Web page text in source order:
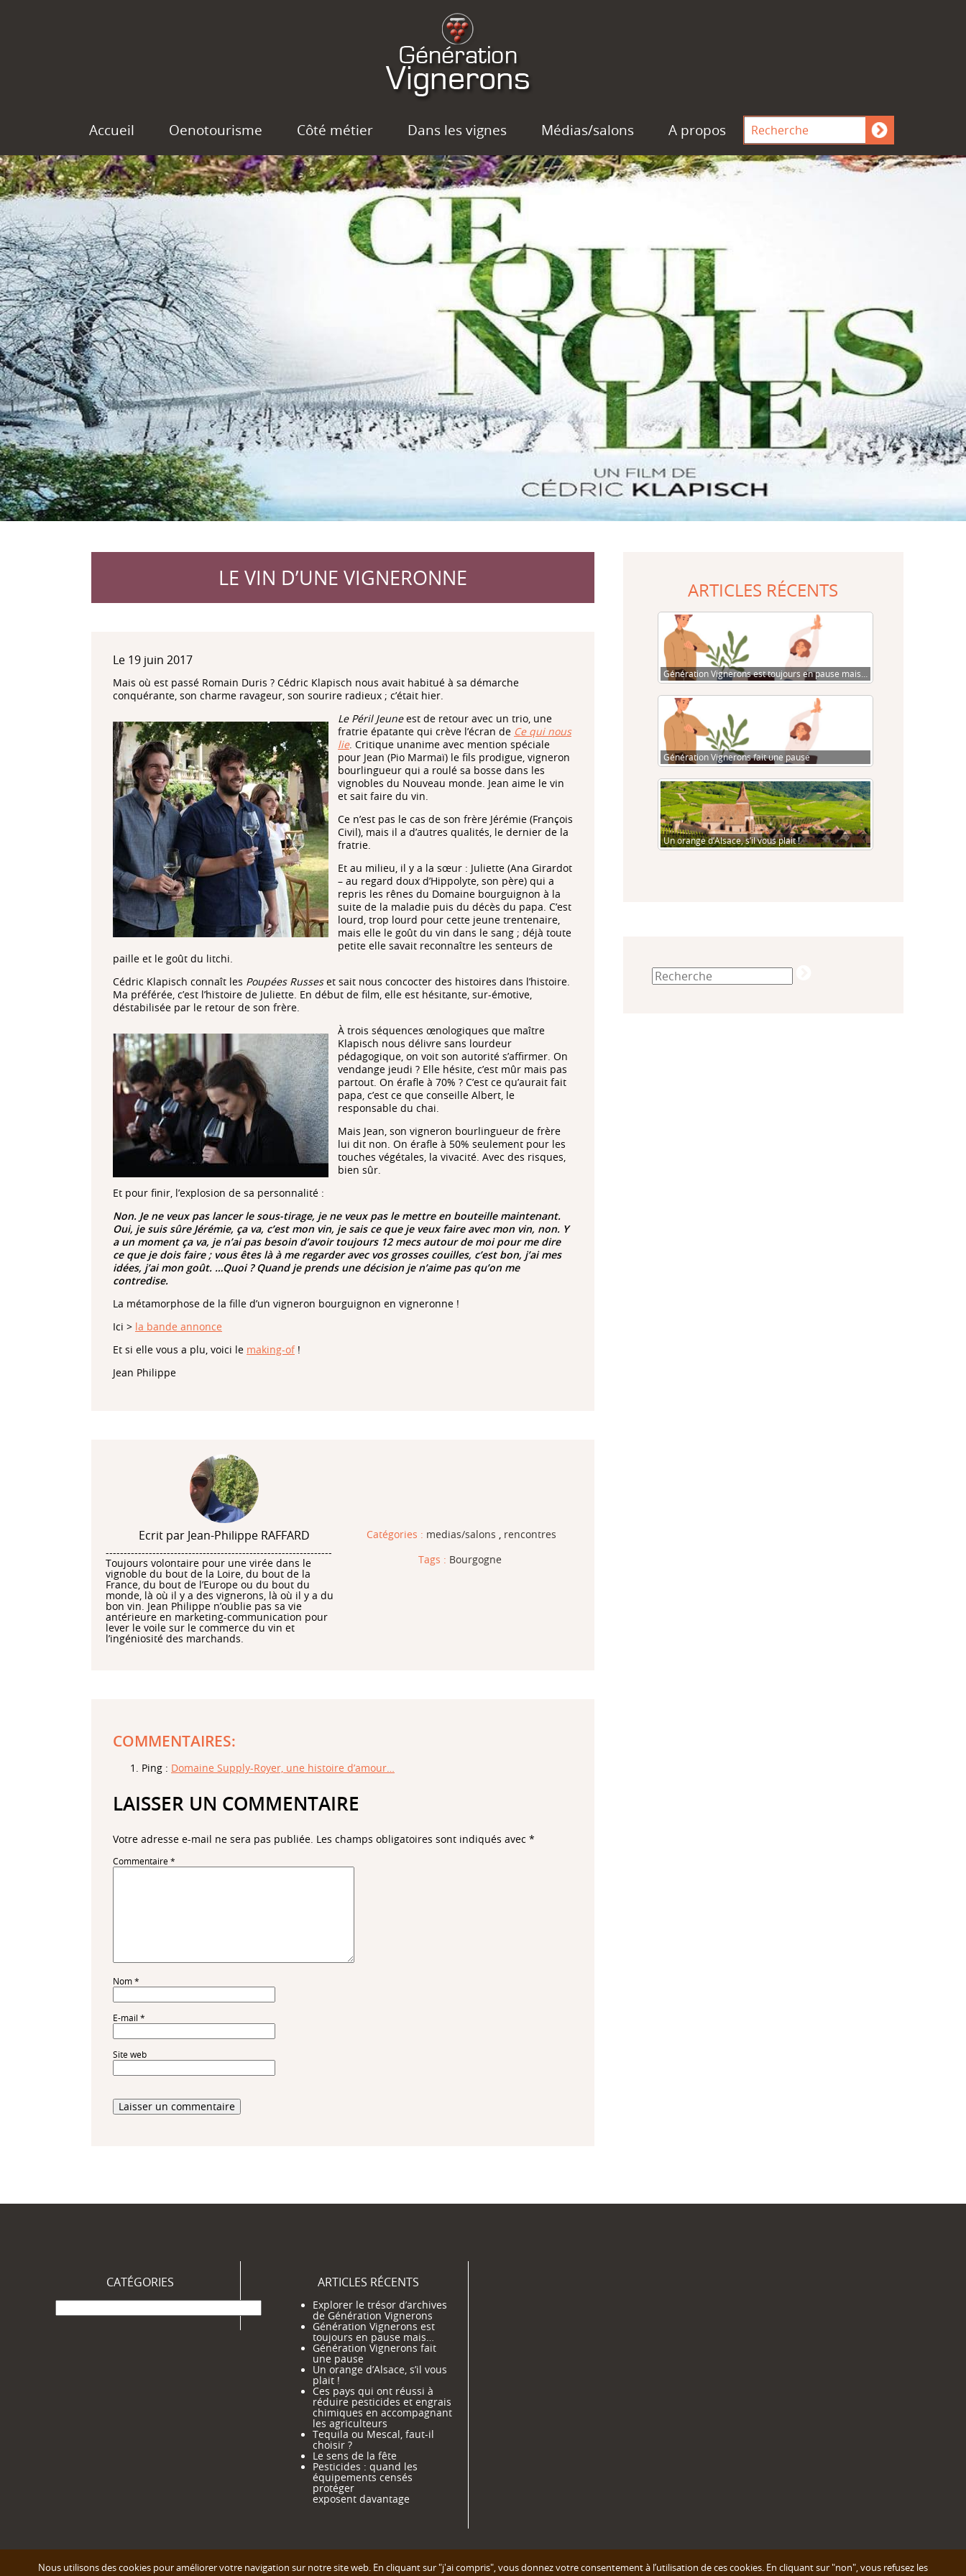
Accueil Oenotourisme Côté métier Dans les vignes Médias/salons A propos
LE VIN D’UNE VIGNERONNE
Le 19 juin 2017
Mais où est passé Romain Duris ? Cédric Klapisch nous avait habitué à sa démarche
conquérante, son charme ravageur, son sourire radieux ; c’était hier.
Le Péril Jeuneest de retour avec un trio, une
fratrie épatante qui crève l’écran de Ce qui nous
lie. Critique unanime avec mention spéciale
pour Jean (Pio Marmaï) le fils prodigue, vigneron
bourlingueur qui a roulé sa bosse dans les
vignobles du Nouveau monde. Jean aime le vin
et sait faire du vin.
Ce n’est pas le cas de son frère Jérémie (François
Civil), mais il a d’autres qualités, le dernier de la
fratrie.
Et au milieu, il y a la sœur : Juliette (Ana Girardot
– au regard doux d’Hippolyte, son père) qui a
repris les rênes du Domaine bourguignon à la
suite de la maladie puis du décès du papa. C’est
lourd, trop lourd pour cette jeune trentenaire,
mais elle le goût du vin dans le sang ; déjà toute
petite elle savait reconnaître les senteurs de
paille et le goût du litchi.
Cédric Klapisch connaît les Poupées Russeset sait nous concocter des histoires dans l’histoire.
Ma préférée, c’est l’histoire de Juliette. En début de film, elle est hésitante, sur-émotive,
déstabilisée par le retour de son frère.
À trois séquences œnologiques que maître
Klapisch nous délivre sans lourdeur
pédagogique, on voit son autorité s’affirmer. On
vendange jeudi ? Elle hésite, c’est mûr mais pas
partout. On érafle à 70% ? C’est ce qu’aurait fait
papa, c’est ce que conseille Albert, le
responsable du chai.
Mais Jean, son vigneron bourlingueur de frère
lui dit non. On érafle à 50% seulement pour les
touches végétales, la vivacité. Avec des risques,
bien sûr.
Et pour finir, l’explosion de sa personnalité :
Non. Je ne veux pas lancer le sous-tirage, je ne veux pas le mettre en bouteille maintenant.
Oui, je suis sûre Jérémie, ça va, c’est mon vin, je sais ce que je veux faire avec mon vin, non. Y
a un moment ça va, je n’ai pas besoin d’avoir toujours 12 mecs autour de moi pour me dire
ce que je dois faire ; vous êtes là à me regarder avec vos grosses couilles, c’est bon, j’ai mes
idées, j’ai mon goût. …Quoi ? Quand je prends une décision je n’aime pas qu’on me
contredise.
La métamorphose de la fille d’un vigneron bourguignon en vigneronne !
Ici > la bande annonce
Et si elle vous a plu, voici le making-of!
Jean Philippe
Ecrit par Jean-Philippe RAFFARD
---------------------------------------------------------------
Toujours volontaire pour une virée dans le
vignoble du bout de la Loire, du bout de la
France, du bout de l’Europe ou du bout du
monde, là où il y a des vignerons, là où il y a du
bon vin. Jean Philippe n’oublie pas sa vie
antérieure en marketing-communication pour
lever le voile sur le commerce du vin et
l’ingéniosité des marchands.
Catégories : medias/salons , rencontres
Tags : Bourgogne
COMMENTAIRES:
Ping : Domaine Supply-Royer, une histoire d’amour…
LAISSER UN COMMENTAIRE
Votre adresse e-mail ne sera pas publiée. Les champs obligatoires sont indiqués avec *
Commentaire *
Nom *
E-mail *
Site web
ARTICLES RÉCENTS
Génération Vignerons est toujours en pause mais…
Génération Vignerons fait une pause
Un orange d’Alsace, s’il vous plait !
CATÉGORIES
Catégories
ARTICLES RÉCENTS
Explorer le trésor d’archives
de Génération Vignerons
Génération Vignerons est
toujours en pause mais…
Génération Vignerons fait
une pause
Un orange d’Alsace, s’il vous
plait !
Ces pays qui ont réussi à
réduire pesticides et engrais
chimiques en accompagnant
les agriculteurs
Tequila ou Mescal, faut-il
choisir ?
Le sens de la fête
Pesticides : quand les
équipements censés
protéger
exposent davantage
Nous utilisons des cookies pour améliorer votre navigation sur notre site web. En cliquant sur "j'ai compris", vous donnez votre consentement à l’utilisation de ces cookies. En cliquant sur "non", vous refusez les